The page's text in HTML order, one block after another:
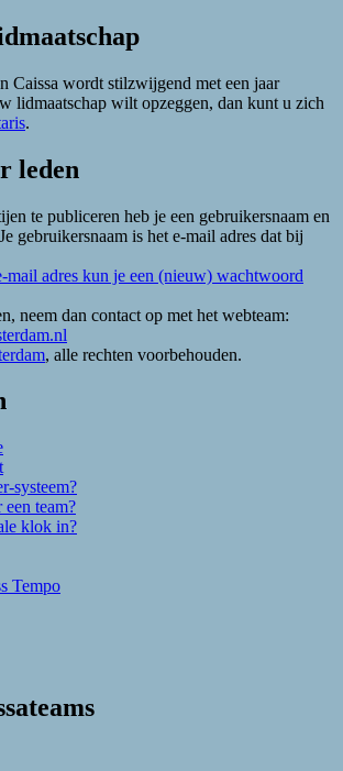
Caissa wordt stilzwijgend met een jaar
lidmaatschap wilt opzeggen, dan kunt u zich
.
leden
te publiceren heb je een gebruikersnaam en
gebruikersnaam is het e-mail adres dat bij
mail adres kun je een (nieuw) wachtwoord
neem dan contact op met het webteam:
, alle rechten voorbehouden.
systeem?
team?
klok in?
Tempo